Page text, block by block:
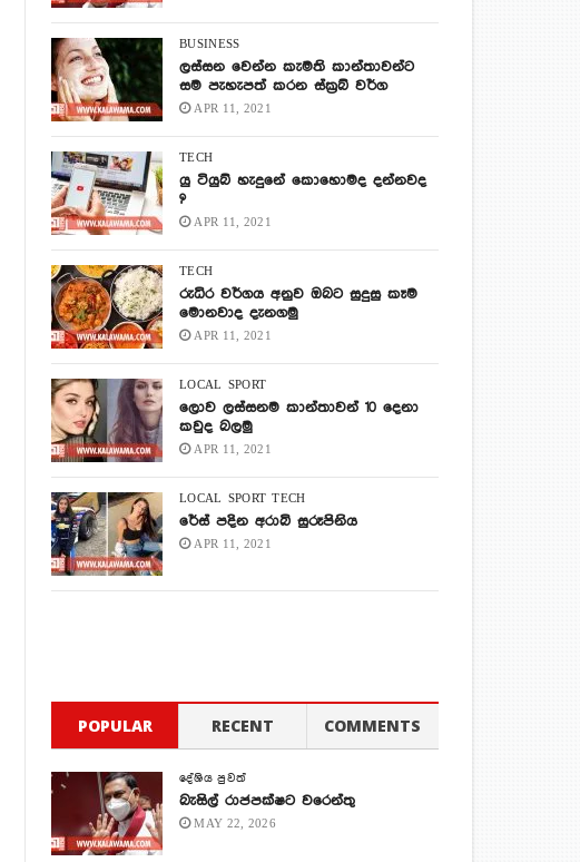
BUSINESS
ලස්සන වෙන්න කැමති කාන්තාවන්ට
සම පැහැපත් කරන ස්ක්‍රබ් වර්ග
APR 11, 2021
TECH
යු ටියුබ් හැදුනේ කොහොමද දන්නවද
?
APR 11, 2021
TECH
රුධිර වර්ගය අනුව ඔබට සුදුසු කෑම
මොනවාද දැනගමු
APR 11, 2021
LOCAL SPORT
ලොව ලස්සනම කාන්තාවන් 10 දෙනා
කවුද බලමු
APR 11, 2021
LOCAL SPORT TECH
රේස් පදින අරාබි සුරූපිනිය
APR 11, 2021
POPULAR RECENT COMMENTS
දේශිය පුවත්
බැසිල් රාජපක්ෂට වරෙන්තු
MAY 22, 2026